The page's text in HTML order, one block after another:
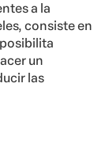
a la
consiste en
un
las